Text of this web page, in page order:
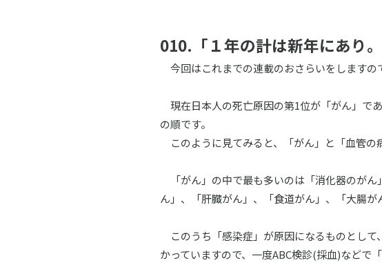
010.「１年の計は新年にあり
今回はこれまでの連載のおさらいをしますの
現在日本人の死亡原因の第1位が「がん」で
の順です。
このように見てみると、「がん」と「血管の
「がん」の中で最も多いのは「消化器のが
ん」、「肝臓がん」、「食道がん」、「大腸が
このうち「感染症」が原因になるものとし
かっていますので、一度ABC検診(採血)などで